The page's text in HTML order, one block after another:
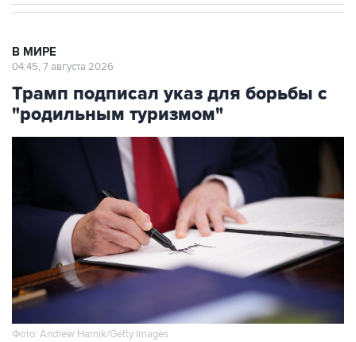
В МИРЕ
04:45, 7 августа 2026
Трамп подписал указ для борьбы с
"родильным туризмом"
Фото: Andrew Harnik/Getty Images